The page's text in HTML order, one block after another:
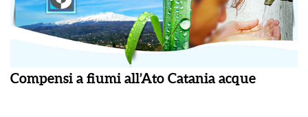
Compensi a fiumi all’Ato Catania acque